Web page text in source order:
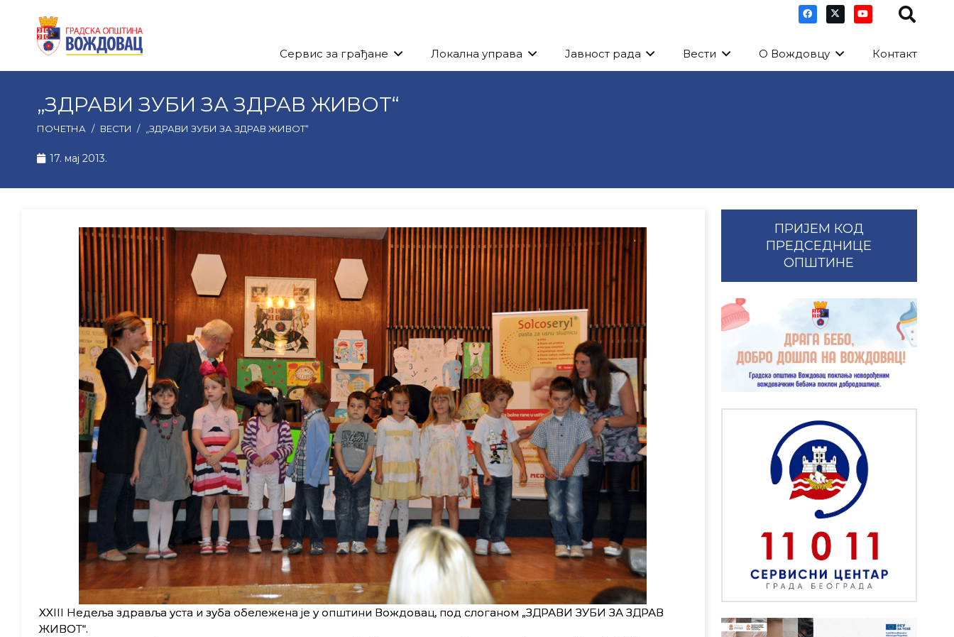
Сервис за грађане Локална управа Јавност рада Вести О Вождовцу Контакт
„ЗДРАВИ ЗУБИ ЗА ЗДРАВ ЖИВОТ“
ПОЧЕТНА / ВЕСТИ / „ЗДРАВИ ЗУБИ ЗА ЗДРАВ ЖИВОТ“
17. мај 2013.
XXIII Недеља здравља уста и зуба обележена је у општини Вождовац, под слоганом „ЗДРАВИ ЗУБИ ЗА ЗДРАВ
ЖИВОТ“.
ПРИЈЕМ КОД
ПРЕДСЕДНИЦЕ
ОПШТИНЕ